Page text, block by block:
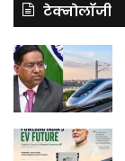
टेक्नोलॉजी